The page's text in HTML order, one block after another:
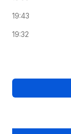
19:43
19:32